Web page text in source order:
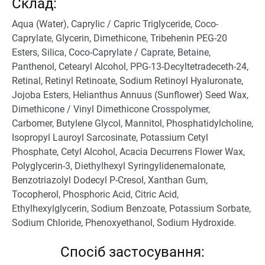
Склад:
Aqua (Water), Caprylic / Capric Triglyceride, Coco-
Caprylate, Glycerin, Dimethicone, Tribehenin PEG-20
Esters, Silica, Coco-Caprylate / Caprate, Betaine,
Panthenol, Cetearyl Alcohol, PPG-13-Decyltetradeceth-24,
Retinal, Retinyl Retinoate, Sodium Retinoyl Hyaluronate,
Jojoba Esters, Helianthus Annuus (Sunflower) Seed Wax,
Dimethicone / Vinyl Dimethicone Crosspolymer,
Carbomer, Butylene Glycol, Mannitol, Phosphatidylcholine,
Isopropyl Lauroyl Sarcosinate, Potassium Cetyl
Phosphate, Cetyl Alcohol, Acacia Decurrens Flower Wax,
Polyglycerin-3, Diethylhexyl Syringylidenemalonate,
Benzotriazolyl Dodecyl P-Cresol, Xanthan Gum,
Tocopherol, Phosphoric Acid, Citric Acid,
Ethylhexylglycerin, Sodium Benzoate, Potassium Sorbate,
Sodium Chloride, Phenoxyethanol, Sodium Hydroxide.
Спосіб застосування: